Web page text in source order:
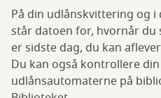
På din udlånskvittering og
står datoen for, hvornår du
er sidste dag, du kan
Du kan også kontrollere
udlånsautomaterne på